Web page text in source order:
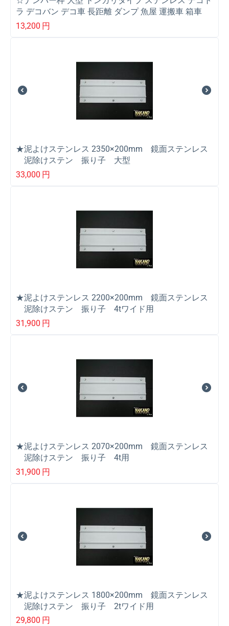
ラ デコバン デコ車 長距離 ダンプ 魚屋 運搬車 箱車
13,200 円
★泥よけステンレス 2350×200mm 鏡面ステンレス
泥除けステン 振り子 大型
33,000 円
★泥よけステンレス 2200×200mm 鏡面ステンレス
泥除けステン 振り子 4tワイド用
31,900 円
★泥よけステンレス 2070×200mm 鏡面ステンレス
泥除けステン 振り子 4t用
31,900 円
★泥よけステンレス 1800×200mm 鏡面ステンレス
泥除けステン 振り子 2tワイド用
29,800 円